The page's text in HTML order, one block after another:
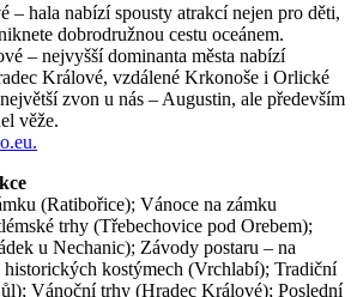
– hala nabízí spousty atrakcí nejen pro děti,
dobrodružnou cestu oceánem.
– nejvyšší dominanta města nabízí
Králové, vzdálené Krkonoše i Orlické
zvon u nás – Augustin, ale především
věže.
(Ratibořice); Vánoce na zámku
trhy (Třebechovice pod Orebem);
u Nechanic); Závody postaru – na
kostýmech (Vrchlabí); Tradiční
Vánoční trhy (Hradec Králové); Poslední